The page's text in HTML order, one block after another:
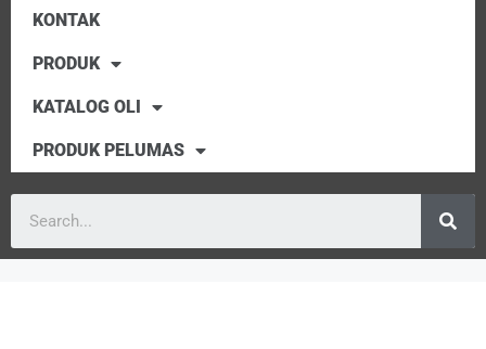
KONTAK
PRODUK
KATALOG OLI
PRODUK PELUMAS